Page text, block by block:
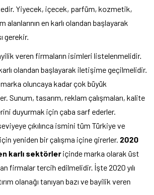
Yiyecek, içecek, parfüm, kozmetik,
en karlı olandan başlayarak
gerekir.
veren firmaların isimleri listelenmelidir.
olandan başlayarak iletişime geçilmelidir.
oluncaya kadar çok büyük
Sunum, tasarım, reklam çalışmaları, kalite
duyurmak için çaba sarf ederler.
çıkılınca ismini tüm Türkiye ve
yeniden bir çalışma içine girerler. 2020
karlı sektörler içinde marka olarak üst
firmalar tercih edilmelidir. İşte 2020 yılı
olanağı tanıyan bazı ve bayilik veren